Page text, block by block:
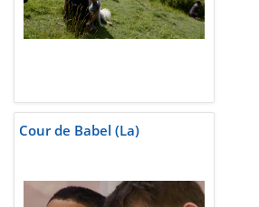
Cour de Babel (La)